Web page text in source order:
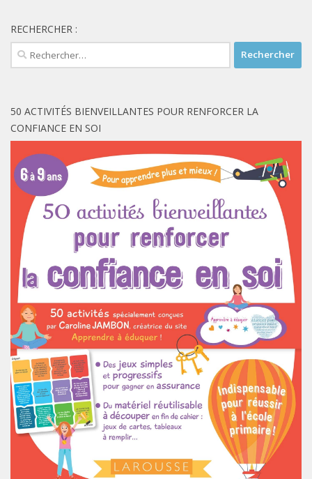
RECHERCHER :
Rechercher :
50 ACTIVITÉS BIENVEILLANTES POUR RENFORCER LA
CONFIANCE EN SOI